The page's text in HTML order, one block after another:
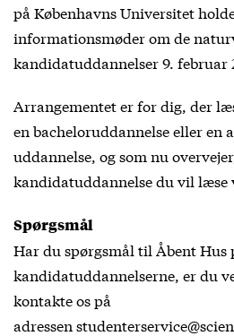
på Københavns Universitet
informationsmøder om de
kandidatuddannelser 9. februar
Arrangementet er for dig, der
en bacheloruddannelse eller en
uddannelse, og som nu
kandidatuddannelse du vil læse
Spørgsmål
Har du spørgsmål til Åbent Hus
kandidatuddannelserne, er du
kontakte os på
adressen